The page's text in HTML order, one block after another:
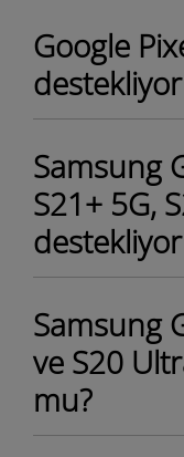
Google
Samsung
S21+ 5G,
Samsung
ve S20
mu?